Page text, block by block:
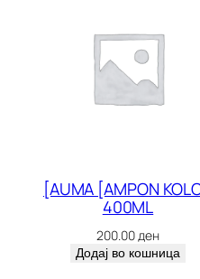
N
R
N
G
[AUMA [AMPON
400ML
200.00 ден
Додај во кошница